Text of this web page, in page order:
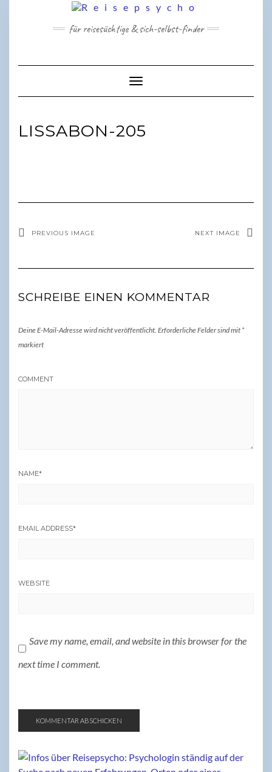
für reisesüchtige & sich-selbst-finder
Toggle Navigation
LISSABON-205
PREVIOUS IMAGE NEXT IMAGE
SCHREIBE EINEN KOMMENTAR
Deine E-Mail-Adresse wird nicht veröffentlicht. Erforderliche Felder sind mit *
markiert
COMMENT
NAME*
EMAIL ADDRESS*
WEBSITE
Save my name, email, and website in this browser for the
next time I comment.